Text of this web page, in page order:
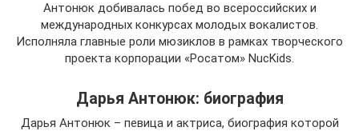
Антонюк добивалась побед во всероссийских и
международных конкурсах молодых вокалистов.
Исполняла главные роли мюзиклов в рамках творческого
проекта корпорации «Росатом» NucKids.
Дарья Антонюк: биография
Дарья Антонюк – певица и актриса, биография которой